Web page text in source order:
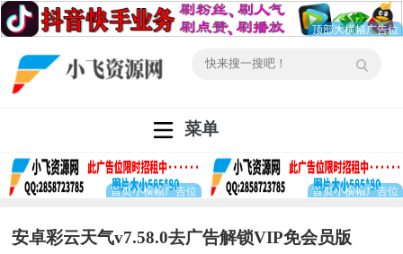
菜单
安卓彩云天气v7.58.0去广告解锁VIP免会员版